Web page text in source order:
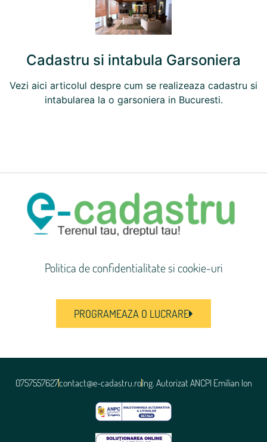
Cadastru si intabula Garsoniera
Vezi aici articolul despre cum se realizeaza cadastru si
intabularea la o garsoniera in Bucuresti.
Politica de confidentialitate si cookie-uri
PROGRAMEAZA O LUCRARE
0757557627contact@e-cadastru.roIng. Autorizat ANCPI Emilian Ion